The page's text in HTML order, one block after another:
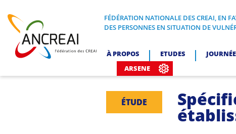
content
ANCREAI
FÉDÉRATION NATIONALE DES
FÉDÉRATION NATIONALE DES CREAI, EN
DES PERSONNES EN SITUATION DE
À PROPOS ETUDES
ARSENE
ÉTUDE